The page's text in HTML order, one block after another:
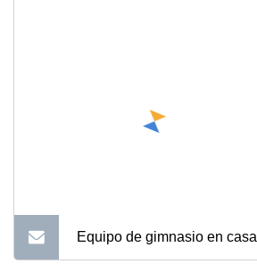
Equipo de gimnasio en casa